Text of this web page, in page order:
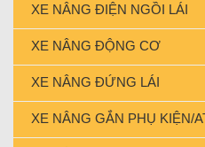
XE NÂNG ĐIỆN NGỒI LÁI
XE NÂNG ĐỘNG CƠ
XE NÂNG ĐỨNG LÁI
XE NÂNG GẮN PHỤ KIỆN/